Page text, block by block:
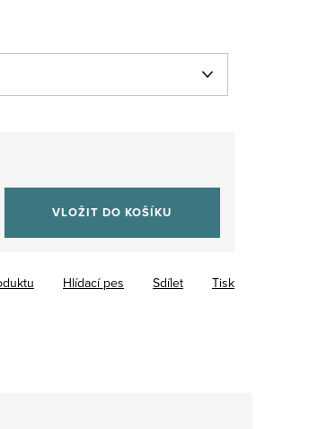
VLOŽIT DO KOŠÍKU
Tisk
Hlídací pes Sdílet